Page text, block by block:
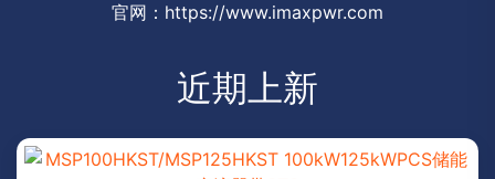
官网：https://www.imaxpwr.com
近期上新